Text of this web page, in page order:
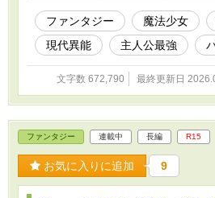
ファンタジー 魔法少女
現代異能
主人公最強
文字数 672,790 最終更新日
ファンタジー 連載中 長編 R15
お気に入りに追加 9